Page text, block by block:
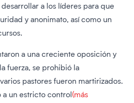
a los líderes para que
y anonimato, así como un
a una creciente oposición y
fuerza, se prohibió la
pastores fueron martirizados.
a un estricto control(más